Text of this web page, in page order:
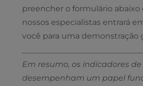
preencher o formulário abaixo
nossos especialistas entrará
você para uma demonstração
Em resumo, os indicadores de
desempenham um papel